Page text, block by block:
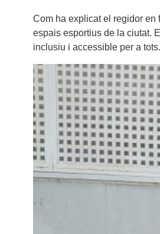
Com ha explicat el regidor en
espais esportius de la ciutat.
inclusiu i accessible per a tots.